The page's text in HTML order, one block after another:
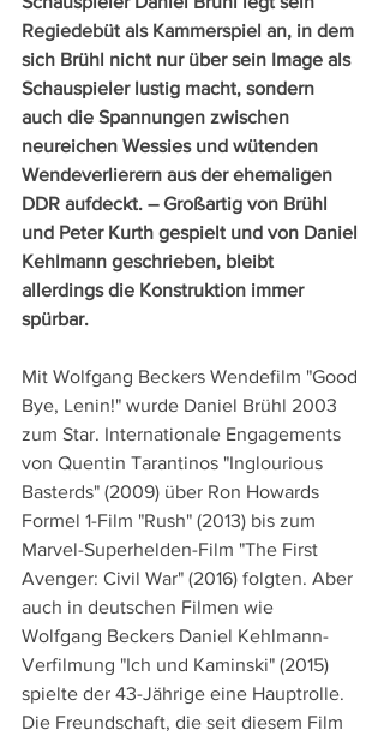
Regiedebüt als Kammerspiel an, in dem
sich Brühl nicht nur über sein Image als
Schauspieler lustig macht, sondern
auch die Spannungen zwischen
neureichen Wessies und wütenden
Wendeverlierern aus der ehemaligen
DDR aufdeckt. – Großartig von Brühl
und Peter Kurth gespielt und von Daniel
Kehlmann geschrieben, bleibt
allerdings die Konstruktion immer
spürbar.
Mit Wolfgang Beckers Wendefilm "Good
Bye, Lenin!" wurde Daniel Brühl 2003
zum Star. Internationale Engagements
von Quentin Tarantinos "Inglourious
Basterds" (2009) über Ron Howards
Formel 1-Film "Rush" (2013) bis zum
Marvel-Superhelden-Film "The First
Avenger: Civil War" (2016) folgten. Aber
auch in deutschen Filmen wie
Wolfgang Beckers Daniel Kehlmann-
Verfilmung "Ich und Kaminski" (2015)
spielte der 43-Jährige eine Hauptrolle.
Die Freundschaft, die seit diesem Film